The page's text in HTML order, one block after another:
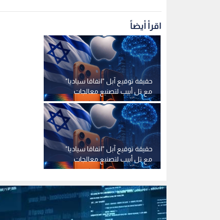
اقرأ أيضاً
حقيقة توقيع آبل "اتفاقا سياديا"
مع تل أبيب لتصنيع معالجات
هواتف آيفون 17
حقيقة توقيع آبل "اتفاقا سياديا"
مع تل أبيب لتصنيع معالجات
هواتف آيفون 17